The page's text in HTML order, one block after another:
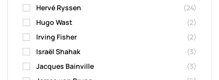
Hervé Ryssen
(24)
Hugo Wast
(2)
Irving Fisher
(2)
Israël Shahak
(3)
Jacques Bainville
(3)